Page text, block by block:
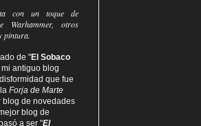
con un toque de
Warhammer, otros
pintura.
de "El Sobaco
mi antiguo blog
que fue
Forja de Marte
blog de novedades
blog de
a ser "El